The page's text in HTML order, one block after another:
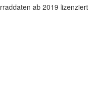
ab 2019 lizenziert